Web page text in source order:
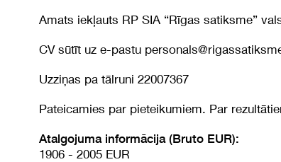
Amats iekļauts RP SIA “Rīgas satiksme”
CV sūtīt uz e-pastu
Uzziņas pa tālruni 22007367
Pateicamies par pieteikumiem. Par
Atalgojuma informācija (Bruto EUR):
1906 - 2005 EUR